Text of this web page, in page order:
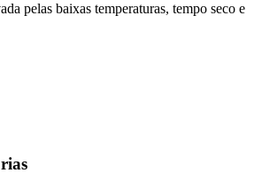
pelas baixas temperaturas, tempo seco e